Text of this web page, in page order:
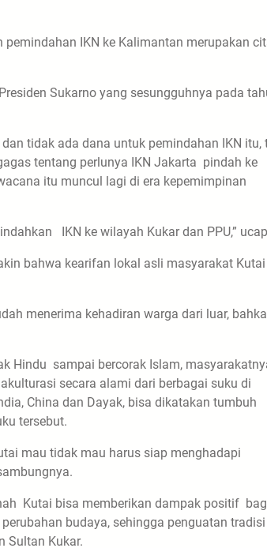
IKN ke Kalimantan merupakan
Sukarno yang sesungguhnya pada
tidak ada dana untuk pemindahan IKN itu,
tentang perlunya IKN Jakarta pindah ke
itu muncul lagi di era kepemimpinan
IKN ke wilayah Kukar dan PPU,”
bahwa kearifan lokal asli masyarakat Kutai
menerima kehadiran warga dari luar,
Hindu sampai bercorak Islam,
secara alami dari berbagai suku di
China dan Dayak, bisa dikatakan tumbuh
tersebut.
mau tidak mau harus siap menghadapi
Kutai bisa memberikan dampak positif
budaya, sehingga penguatan tradisi
Sultan Kukar.